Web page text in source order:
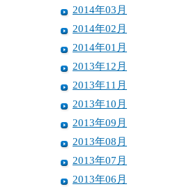
2014年03月
2014年02月
2014年01月
2013年12月
2013年11月
2013年10月
2013年09月
2013年08月
2013年07月
2013年06月